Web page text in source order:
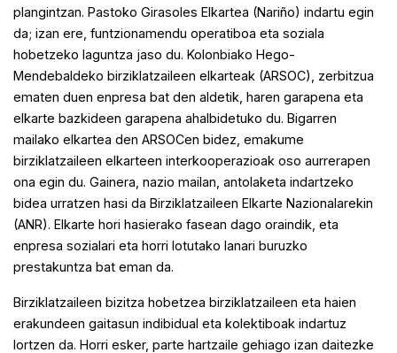
plangintzan. Pastoko Girasoles Elkartea (Nariño) indartu egin
da; izan ere, funtzionamendu operatiboa eta soziala
hobetzeko laguntza jaso du. Kolonbiako Hego-
Mendebaldeko birziklatzaileen elkarteak (ARSOC), zerbitzua
ematen duen enpresa bat den aldetik, haren garapena eta
elkarte bazkideen garapena ahalbidetuko du. Bigarren
mailako elkartea den ARSOCen bidez, emakume
birziklatzaileen elkarteen interkooperazioak oso aurrerapen
ona egin du. Gainera, nazio mailan, antolaketa indartzeko
bidea urratzen hasi da Birziklatzaileen Elkarte Nazionalarekin
(ANR). Elkarte hori hasierako fasean dago oraindik, eta
enpresa sozialari eta horri lotutako lanari buruzko
prestakuntza bat eman da.
Birziklatzaileen bizitza hobetzea birziklatzaileen eta haien
erakundeen gaitasun indibidual eta kolektiboak indartuz
lortzen da. Horri esker, parte hartzaile gehiago izan daitezke